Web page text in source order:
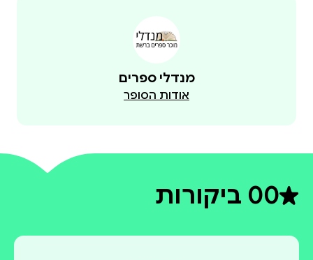
מנדלי ספרים
אודות הסופר
0דירוג ממוצע 0 מתוך 5
0 ביקורות